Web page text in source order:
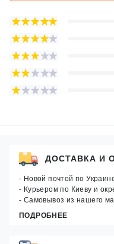
ДОСТАВКА И
- Новой почтой по
- Курьером по Киеву и
- Самовывоз из нашего
ПОДРОБНЕЕ